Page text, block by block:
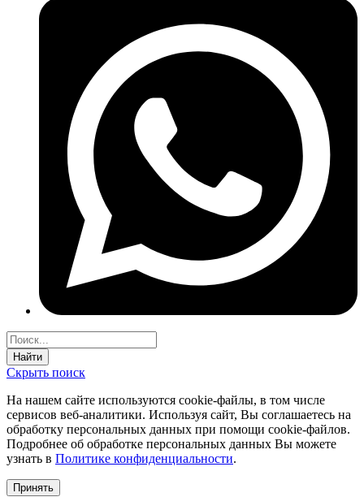
Найти
Скрыть поиск
На нашем сайте используются соokie-файлы, в том числе
сервисов веб-аналитики. Используя сайт, Вы соглашаетесь на
обработку персональных данных при помощи cookie-файлов.
Подробнее об обработке персональных данных Вы можете
узнать в Политике конфиденциальности.
Принять